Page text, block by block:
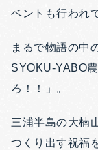
ベントも行われ
まるで物語の中
SYOKU-YABO
ろ！！」
。
三浦半島の大楠
つくり出す祝福